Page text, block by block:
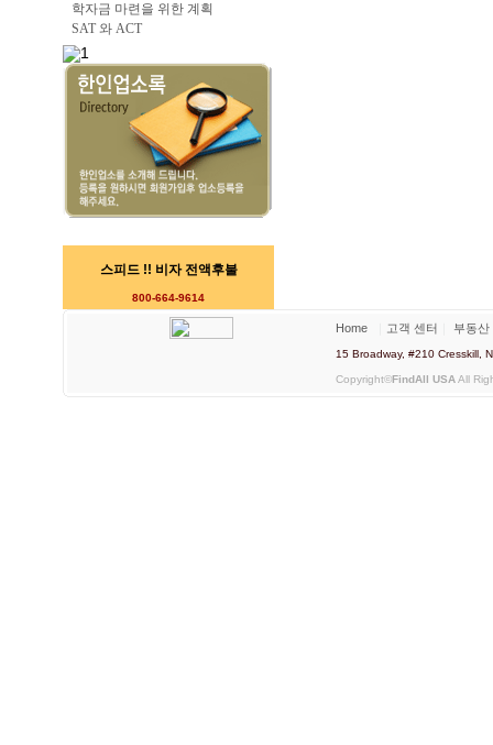
학자금 마련을 위한 계획
SAT 와 ACT
스피드 !! 비자 전액후불
800-664-9614
Home 고객 센터 부동산
15 Broadway, #210 Cresskill,
Copyright©FindAll USAAll